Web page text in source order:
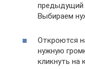
предыдущий
Выбираем
Откроются
нужную
кликнуть на